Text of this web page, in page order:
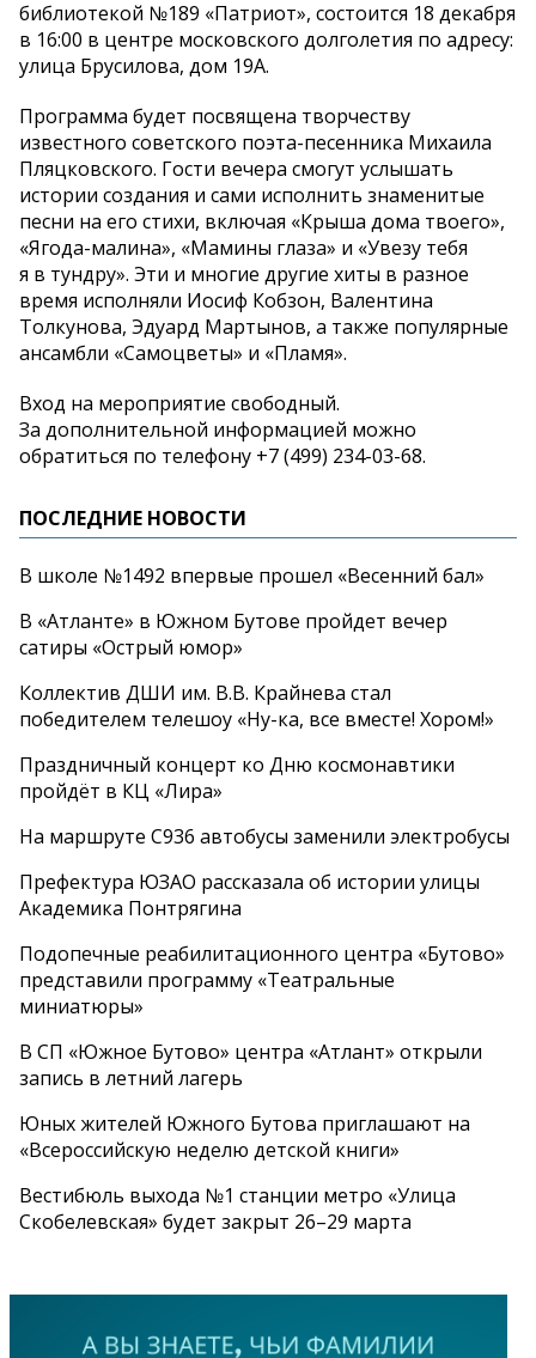
библиотекой №189 «Патриот», состоится 18 декабря
в 16:00 в центре московского долголетия по адресу:
улица Брусилова, дом 19А.
Программа будет посвящена творчеству
известного советского поэта-песенника Михаила
Пляцковского. Гости вечера смогут услышать
истории создания и сами исполнить знаменитые
песни на его стихи, включая «Крыша дома твоего»,
«Ягода-малина», «Мамины глаза» и «Увезу тебя
я в тундру». Эти и многие другие хиты в разное
время исполняли Иосиф Кобзон, Валентина
Толкунова, Эдуард Мартынов, а также популярные
ансамбли «Самоцветы» и «Пламя».
Вход на мероприятие свободный.
За дополнительной информацией можно
обратиться по телефону +7 (499) 234-03-68.
ПОСЛЕДНИЕ НОВОСТИ
В школе №1492 впервые прошел «Весенний бал»
В «Атланте» в Южном Бутове пройдет вечер
сатиры «Острый юмор»
Коллектив ДШИ им. В.В. Крайнева стал
победителем телешоу «Ну-ка, все вместе! Хором!»
Праздничный концерт ко Дню космонавтики
пройдёт в КЦ «Лира»
На маршруте С936 автобусы заменили электробусы
Префектура ЮЗАО рассказала об истории улицы
Академика Понтрягина
Подопечные реабилитационного центра «Бутово»
представили программу «Театральные
миниатюры»
В СП «Южное Бутово» центра «Атлант» открыли
запись в летний лагерь
Юных жителей Южного Бутова приглашают на
«Всероссийскую неделю детской книги»
Вестибюль выхода №1 станции метро «Улица
Скобелевская» будет закрыт 26–29 марта